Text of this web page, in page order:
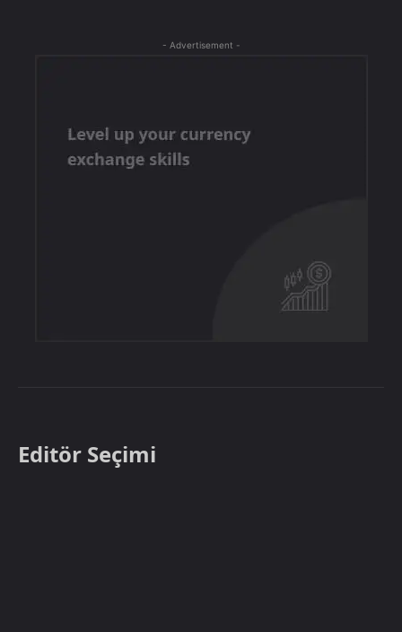
- Advertisement -
Editör Seçimi